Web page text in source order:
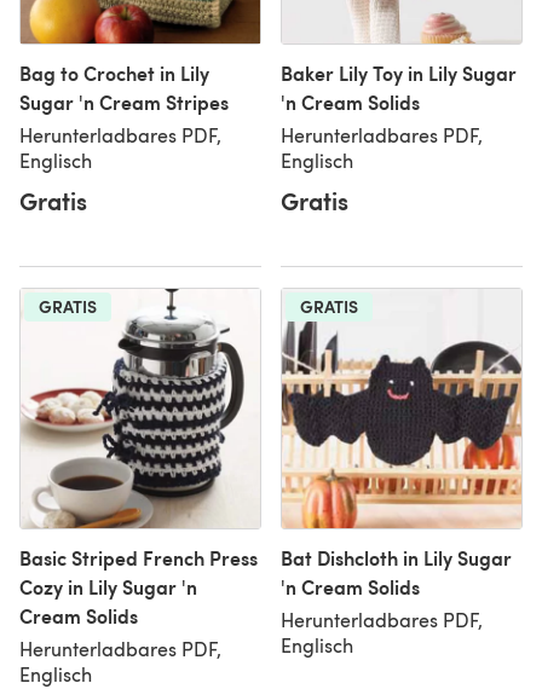
Bag to Crochet in Lily
Sugar 'n Cream Stripes
Herunterladbares PDF,
Englisch
Gratis
Baker Lily Toy in Lily Sugar
'n Cream Solids
Herunterladbares PDF,
Englisch
Gratis
GRATIS
Basic Striped French Press
Cozy in Lily Sugar 'n
Cream Solids
Herunterladbares PDF,
Englisch
GRATIS
Bat Dishcloth in Lily Sugar
'n Cream Solids
Herunterladbares PDF,
Englisch